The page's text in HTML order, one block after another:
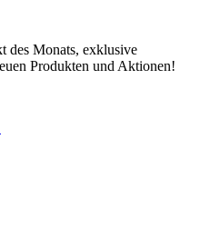
des Monats, exklusive
Produkten und Aktionen!